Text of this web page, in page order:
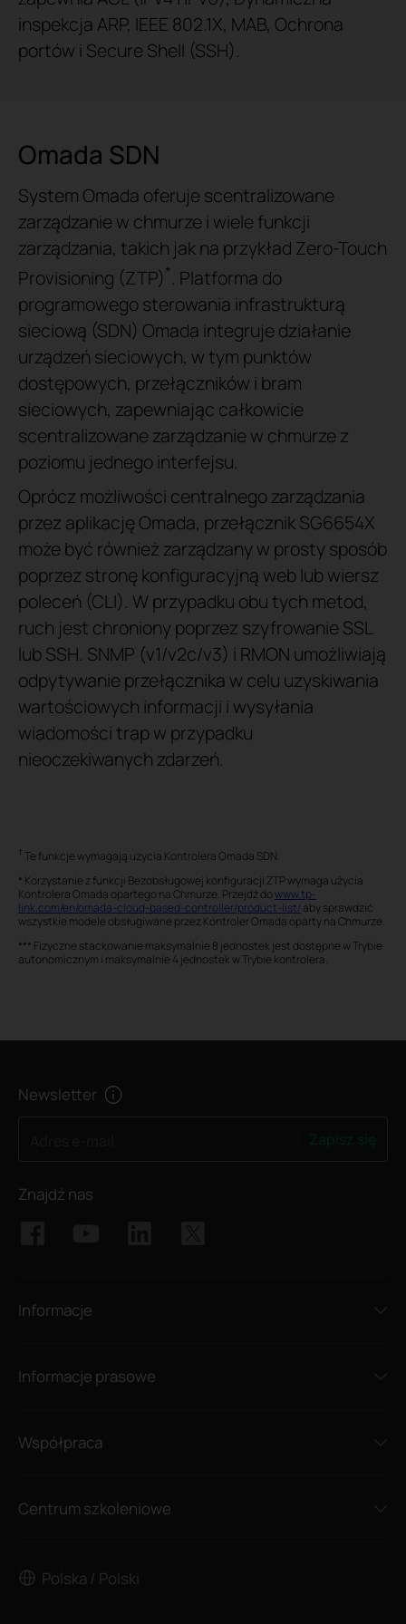
inspekcja ARP, IEEE 802.1X, MAB, Ochrona
portów i Secure Shell (SSH).
Omada SDN
System Omada oferuje scentralizowane
zarządzanie w chmurze i wiele funkcji
zarządzania, takich jak na przykład Zero-Touch
Provisioning (ZTP)*. Platforma do
programowego sterowania infrastrukturą
sieciową (SDN) Omada integruje działanie
urządzeń sieciowych, w tym punktów
dostępowych, przełączników i bram
sieciowych, zapewniając całkowicie
scentralizowane zarządzanie w chmurze z
poziomu jednego interfejsu.
Oprócz możliwości centralnego zarządzania
przez aplikację Omada, przełącznik SG6654X
może być również zarządzany w prosty sposób
poprzez stronę konfiguracyjną web lub wiersz
poleceń (CLI). W przypadku obu tych metod,
ruch jest chroniony poprzez szyfrowanie SSL
lub SSH. SNMP (v1/v2c/v3) i RMON umożliwiają
odpytywanie przełącznika w celu uzyskiwania
wartościowych informacji i wysyłania
wiadomości trap w przypadku
nieoczekiwanych zdarzeń.
† Te funkcje wymagają użycia Kontrolera Omada SDN.
* Korzystanie z funkcji Bezobsługowej konfiguracji ZTP wymaga użycia
Kontrolera Omada opartego na Chmurze. Przejdź do www.tp-
link.com/en/omada-cloud-based-controller/product-list/ aby sprawdzić
wszystkie modele obsługiwane przez Kontroler Omada oparty na Chmurze.
*** Fizyczne stackowanie maksymalnie 8 jednostek jest dostępne w Trybie
autonomicznym i maksymalnie 4 jednostek w Trybie kontrolera.
Newsletter
Znajdź nas
Informacje
Informacje prasowe
Współpraca
Centrum szkoleniowe
Polska / Polski